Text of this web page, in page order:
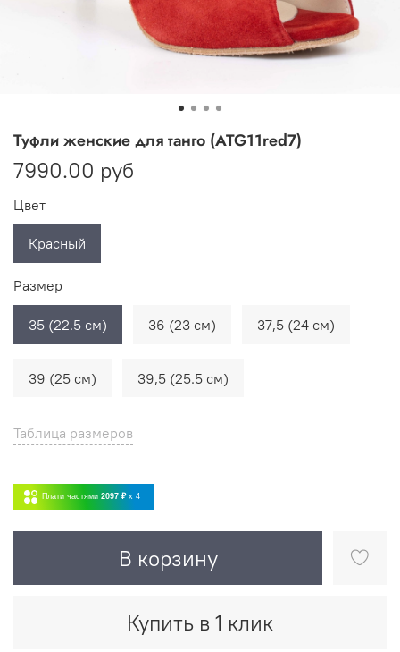
Туфли женские для танго (ATG11red7)
7990.00 руб
Таблица размеров
Плати частями 2097 ₽ x 4
В корзину
Купить в 1 клик
Цвет
Красный
Размер
35 (22.5 см) 36 (23 см) 37,5 (24 см)
39 (25 см) 39,5 (25.5 см)